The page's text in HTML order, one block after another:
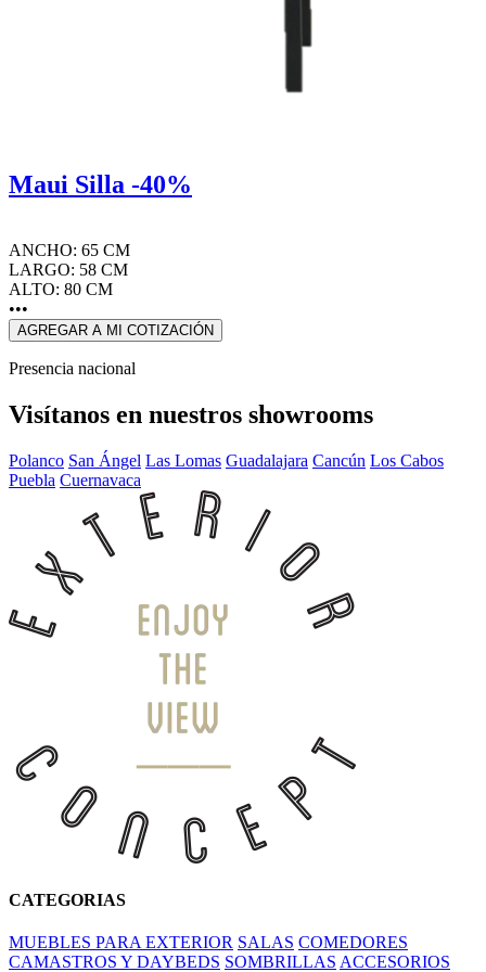
Maui Silla -40%
ANCHO: 65 CM
LARGO: 58 CM
ALTO: 80 CM
•••
AGREGAR A MI COTIZACIÓN
Presencia nacional
Visítanos en nuestros showrooms
Polanco San Ángel Las Lomas Guadalajara Cancún Los Cabos
Puebla Cuernavaca
CATEGORIAS
MUEBLES PARA EXTERIOR SALAS COMEDORES
CAMASTROS Y DAYBEDS SOMBRILLAS ACCESORIOS